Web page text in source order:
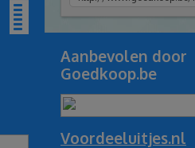
Inhoudsopgave
Aanbevolen door
Goedkoop.be
Voordeeluitjes.nl